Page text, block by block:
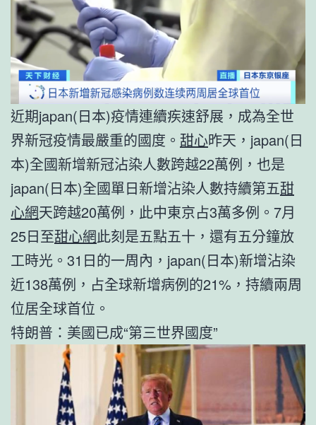
近期japan(日本)疫情連續疾速舒展，成為全世
界新冠疫情最嚴重的國度。 甜心昨天，japan(日
本)全國新增新冠沾染人數跨越22萬例，也是
japan(日本)全國單日新增沾染人數持續第五甜
心網天跨越20萬例，此中東京占3萬多例。7月
25日至甜心網此刻是五點五十，還有五分鐘放
工時光。31日的一周內，japan(日本)新增沾染
近138萬例，占全球新增病例的21%，持續兩周
位居全球首位。
特朗普：美國已成“第三世界國度”